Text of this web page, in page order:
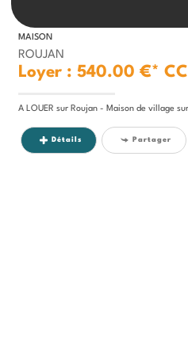
MAISON
ROUJAN
Loyer : 540.00 €* CC
Détails Partager